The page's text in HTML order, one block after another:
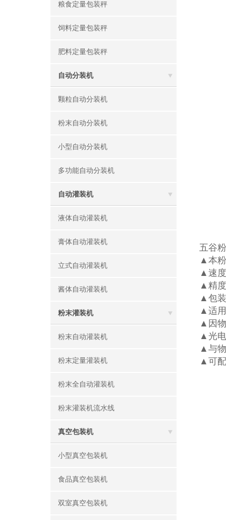
粮食定量包装秤
饲料定量包装秤
肥料定量包装秤
自动分装机
颗粒自动分装机
粉末自动分装机
小型自动分装机
多功能自动分装机
自动灌装机
液体自动灌装机
膏体自动灌装机
立式自动灌装机
酱体自动灌装机
粉末灌装机
粉末自动灌装机
粉末定量灌装机
粉末全自动灌装机
粉末灌装机流水线
真空包装机
小型真空包装机
食品真空包装机
双室真空包装机
五谷
▲本
▲速
▲精
▲包
▲适
▲因
▲光
▲与
▲可